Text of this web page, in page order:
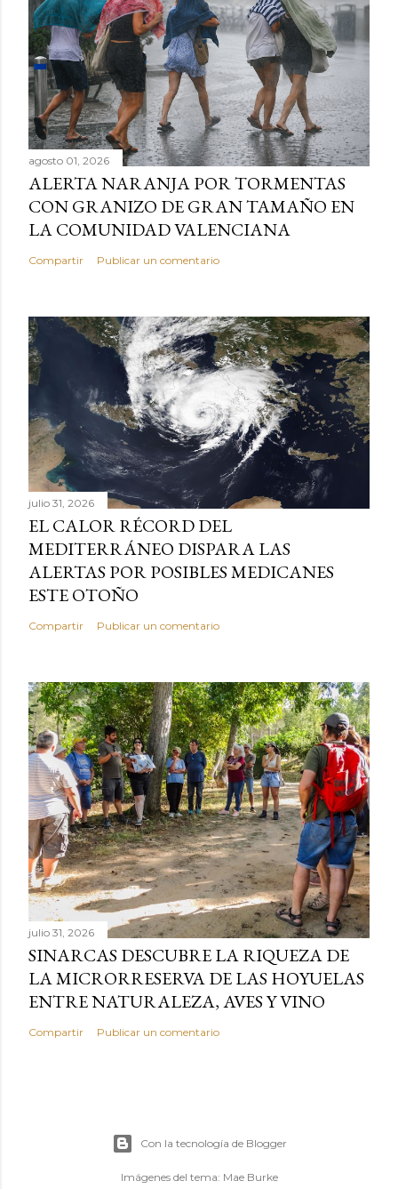
agosto 01, 2026
ALERTA NARANJA POR TORMENTAS
CON GRANIZO DE GRAN TAMAÑO EN
LA COMUNIDAD VALENCIANA
Compartir Publicar un comentario
julio 31, 2026
EL CALOR RÉCORD DEL
MEDITERRÁNEO DISPARA LAS
ALERTAS POR POSIBLES MEDICANES
ESTE OTOÑO
Compartir Publicar un comentario
julio 31, 2026
SINARCAS DESCUBRE LA RIQUEZA DE
LA MICRORRESERVA DE LAS HOYUELAS
ENTRE NATURALEZA, AVES Y VINO
Compartir Publicar un comentario
Con la tecnología de Blogger
Imágenes del tema: Mae Burke